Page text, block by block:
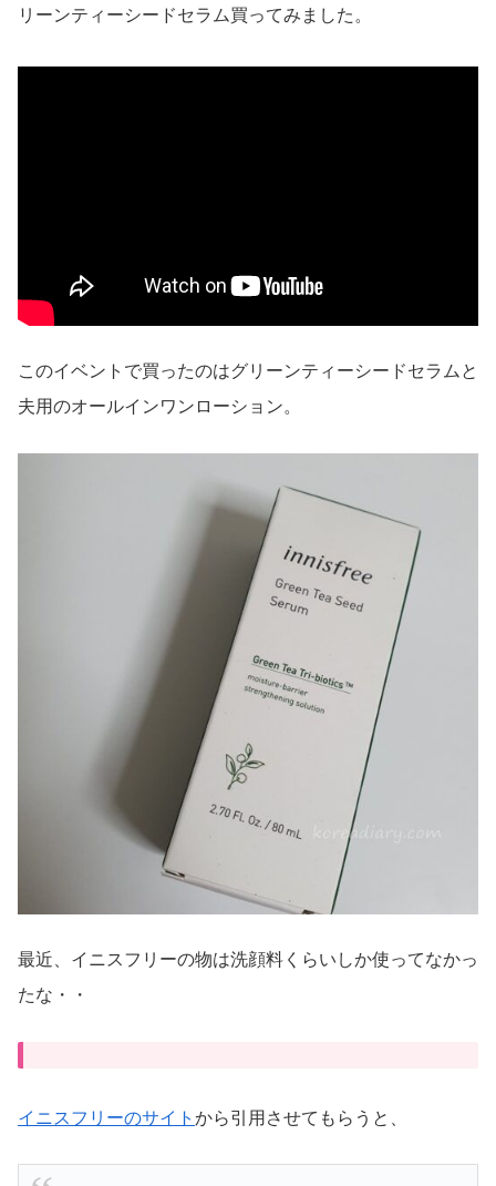
リーンティーシードセラム買ってみました。
このイベントで買ったのはグリーンティーシードセラムと
夫用のオールインワンローション。
最近、イニスフリーの物は洗顔料くらいしか使ってなかっ
たな・・
イニスフリーのサイト から引用させてもらうと、